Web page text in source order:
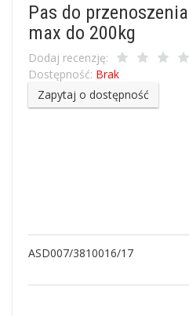
Pas do
max do 200kg
Dodaj recenzję:
Dostępność: Brak
Zapytaj o dostępność
ASD007/3810016/17